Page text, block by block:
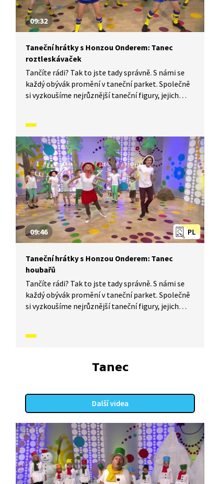
09:32
Taneční hrátky s Honzou Onderem: Tanec
roztleskávaček
Tančíte rádi? Tak to jste tady správně. S námi se
každý obývák promění v taneční parket. Společně
si vyzkoušíme nejrůznější taneční figury, jejich
vás inspirovali a udělali z vás krále či královnu
každého tanečního parketu. Dneska si ukážeme,
jak to vypadá, když se tančí Tanec roztleskávaček.
PL
09:46
Taneční hrátky s Honzou Onderem: Tanec
houbařů
Tančíte rádi? Tak to jste tady správně. S námi se
každý obývák promění v taneční parket. Společně
si vyzkoušíme nejrůznější taneční figury, jejich
vás inspirovali a udělali z vás krále či královnu
jak to vypadá, když se tančí Tanec houbařů.
Tanec
Další videa